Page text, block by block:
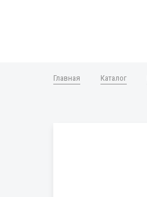
Главная Каталог